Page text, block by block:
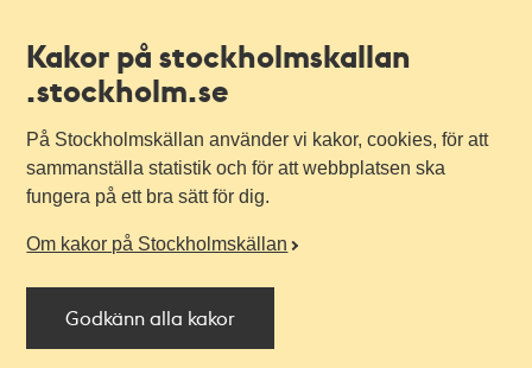
Kakor på stockholmskallan
.stockholm.se
På Stockholmskällan använder vi kakor, cookies, för att
sammanställa statistik och för att webbplatsen ska
fungera på ett bra sätt för dig.
Om kakor på Stockholmskällan
Godkänn alla kakor